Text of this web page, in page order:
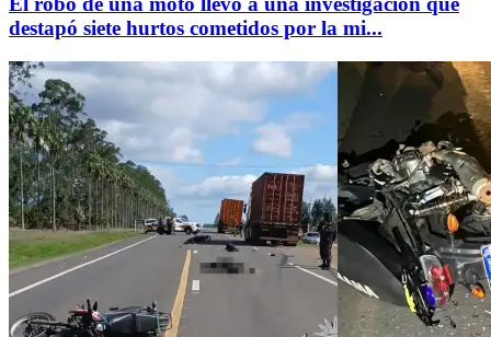
destapó siete hurtos cometidos por la mi...